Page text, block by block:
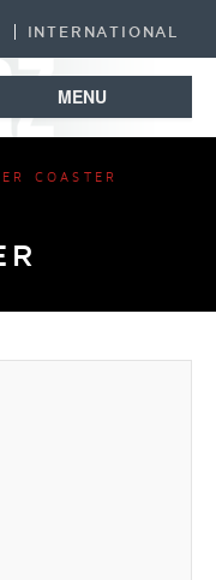
INTERNATIONAL
MENU
COASTER